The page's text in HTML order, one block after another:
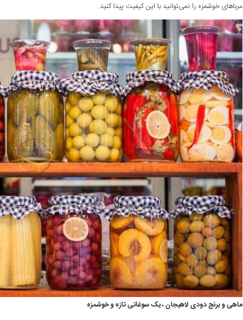
مرباهای خوشمزه را نمی‌توانید با این کیفیت پیدا کنید.
ماهی و برنج دودی لاهیجان ، یک سوغاتی تازه و خوشمزه